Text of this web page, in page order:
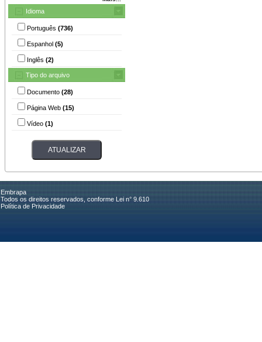
Idioma
Português (736)
Espanhol (5)
Inglês (2)
Tipo do arquivo
Documento (28)
Página Web (15)
Vídeo (1)
Embrapa
Todos os direitos reservados, conforme Lei n° 9.610
Política de Privacidade